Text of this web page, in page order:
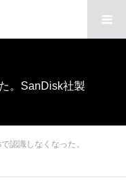
。SanDisk社製
認識しなくなった。